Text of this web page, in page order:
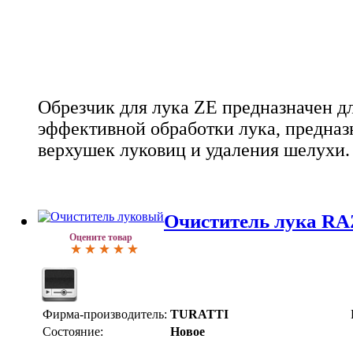
Обрезчик для лука ZE предназначен
эффективной обработки лука,
верхушек луковиц и удаления шелухи.
Оцените товар
Очиститель лука
Фирма-производитель: TURATTI
Состояние:
Новое